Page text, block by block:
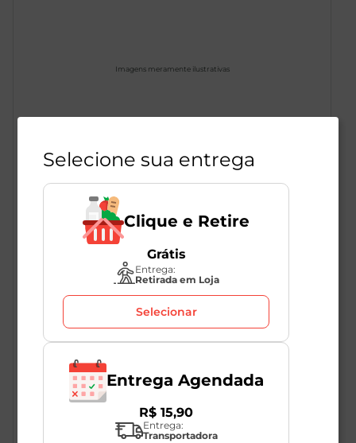
Imagens meramente ilustrativas
Maizena 500g
Unidade
16,49
Selecione sua entrega
Clique e Retire
Grátis
Entrega:
Retirada em Loja
Selecionar
Entrega Agendada
R$ 15,90
Entrega:
Transportadora